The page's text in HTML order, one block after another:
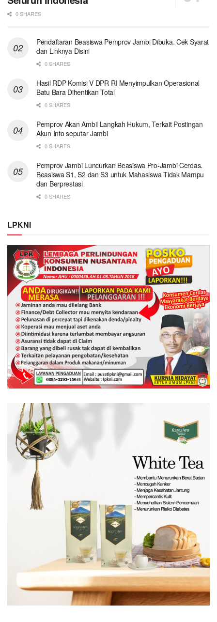
0 SHARES
Pendaftaran Beasiswa Pemprov Jambi Dibuka. Cek Syarat
dan Linknya Disini
0 SHARES
Hasil RDP Komisi V DPR RI Menyimpulkan Operasional
Batu Bara Dihentikan Total
0 SHARES
Pemprov Akan Ambil Langkah Hukum, Terkait Postingan
Akun Info seputar Jambi
0 SHARES
Pemprov Jambi Luncurkan Beasiswa Pro-Jambi Cerdas.
Beasiswa S1, S2 dan S3 untuk Mahasiswa Tidak Mampu
dan Berprestasi
0 SHARES
LPKNI